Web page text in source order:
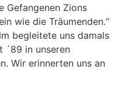
Gefangenen Zions
wie die Träumenden.“
begleitete uns damals
´89 in unseren
Wir erinnerten uns an